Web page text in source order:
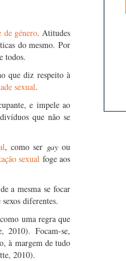
de género. Atitudes
do mesmo. Por
todos.
que diz respeito à
sexual.
e impele ao
que não se
, como ser gayou
sexual foge aos
a mesma se focar
sexos diferentes.
uma regra que
Focam-se,
à margem de tudo
2010).